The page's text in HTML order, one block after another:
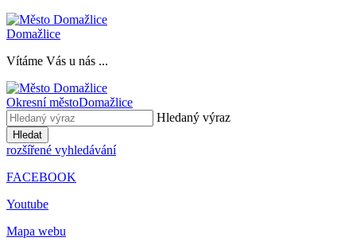
Domažlice
Vítáme Vás u nás ...
Okresní městoDomažlice
Hledaný výraz
Hledat
rozšířené vyhledávání
FACEBOOK
Youtube
Mapa webu